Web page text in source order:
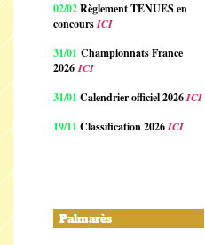
02/02Règlement TENUES en
concoursICI
31/01 Championnats France
2026 ICI
31/01 Calendrier officiel 2026ICI
19/11 Classification 2026ICI
Palmarès